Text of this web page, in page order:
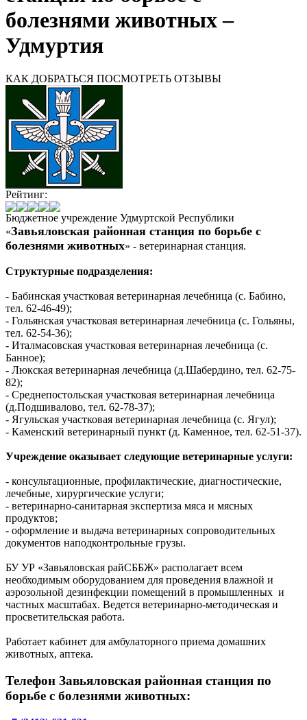
болезнями животных –
Удмуртия
КАК ДОБРАТЬСЯ ПОСМОТРЕТЬ ОТЗЫВЫ
Рейтинг:
Бюджетное учреждение Удмуртской Республики
«Завьяловская районная станция по борьбе с
болезнями животных» - ветеринарная станция.
Структурные подразделения:
- Бабинская участковая ветеринарная лечебница (с. Бабино,
тел. 62-46-49);
- Гольянская участковая ветеринарная лечебница (c. Гольяны,
тел. 62-54-36);
- Италмасовская участковая ветеринарная лечебница (c.
Банное);
- Люкская ветеринарная лечебница (д.Шабердино, тел. 62-75-
82);
- Среднепостольская участковая ветеринарная лечебница
(д.Подшивалово, тел. 62-78-37);
- Ягульская участковая ветеринарная лечебница (c. Ягул);
- Каменский ветеринарный пункт (д. Каменное, тел. 62-51-37).
Учреждение оказывает следующие ветеринарные услуги:
- консультационные, профилактические, диагностические,
лечебные, хирургические услуги;
- ветеринарно-санитарная экспертиза мяса и мясных
продуктов;
- оформление и выдача ветеринарных сопроводительных
документов наподконтрольные грузы.
БУ УР «Завьяловская райСББЖ» располагает всем
необходимым оборудованием для проведения влажной и
аэрозольной дезинфекции помещений в промышленных и
частных масштабах. Ведется ветеринарно-методическая и
просветительская работа.
Работает кабинет для амбулаторного приема домашних
животных, аптека.
Телефон Завьяловская районная станция по
борьбе с болезнями животных: